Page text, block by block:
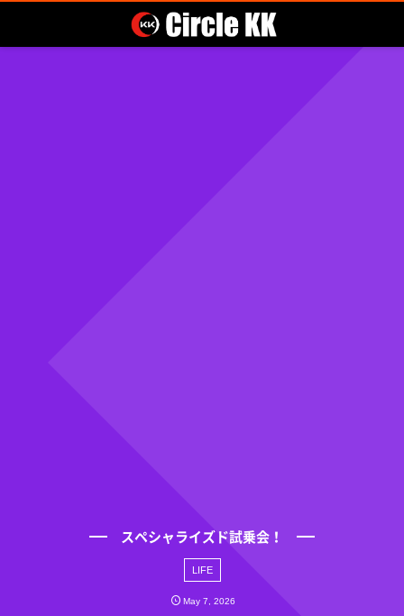
スペシャライズド試乗会！
LIFE
May 7 ,2026